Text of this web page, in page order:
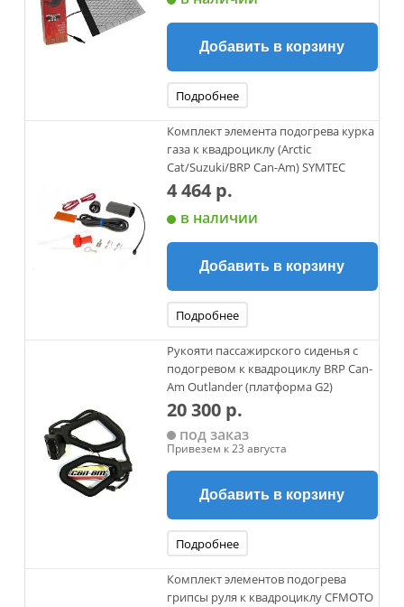
Добавить в корзину
Подробнее
Комплект элемента подогрева курка
газа к квадроциклу (Arctic
Cat/Suzuki/BRP Can-Am) SYMTEC
4 464 р.
в наличии
Добавить в корзину
Подробнее
Рукояти пассажирского сиденья с
подогревом к квадроциклу BRP Can-
Am Outlander (платформа G2)
20 300 р.
под заказ
Привезем к 23 августа
Добавить в корзину
Подробнее
Комплект элементов подогрева
грипсы руля к квадроциклу CFMOTO